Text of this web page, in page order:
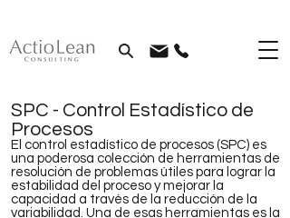
SPC - Control Estadístico de
Procesos
El control estadístico de procesos (SPC) es
una poderosa colección de herramientas de
resolución de problemas útiles para lograr la
estabilidad del proceso y mejorar la
capacidad a través de la reducción de la
variabilidad. Una de esas herramientas es la